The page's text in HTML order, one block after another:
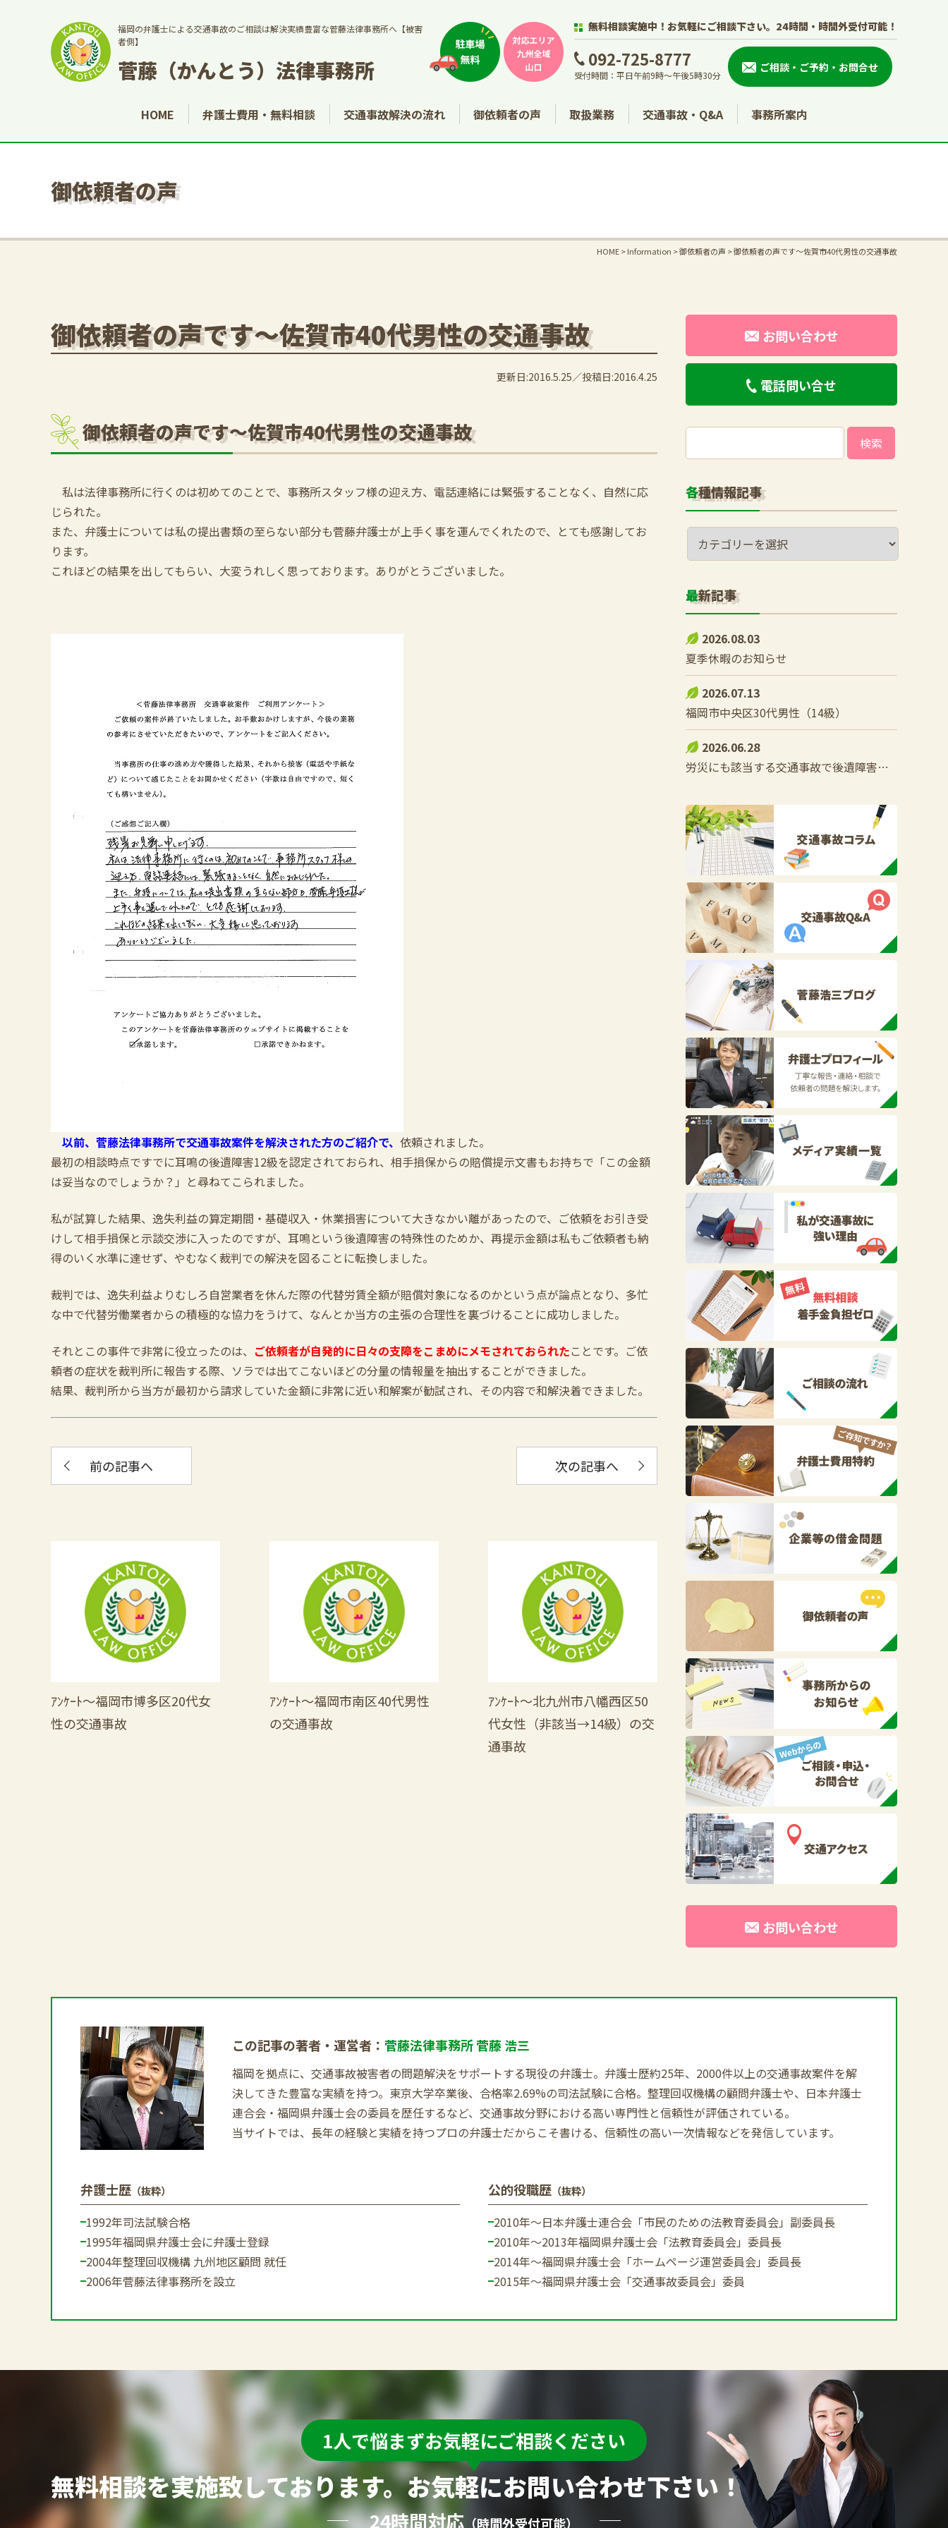
福岡の弁護士による交通事故のご相談は解決実績豊富な菅藤法律事務所へ【被害
者側】
菅藤（かんとう）法律事務所
無料相談実施中！お気軽にご相談下さい。 24時間・時間外受付可能！
092-725-8777
受付時間：平日午前9時～午後5時30分
ご相談・ご予約・お問合せ
HOME 弁護士費用・無料相談 交通事故解決の流れ 御依頼者の声 取扱業務 交通事故・Q&A 事務所案内
御依頼者の声
HOME>Information >御依頼者の声 >御依頼者の声です～佐賀市40代男性の交通事故
御依頼者の声です～佐賀市40代男性の交通事故
更新日:2016.5.25 投稿日:2016.4.25
御依頼者の声です～佐賀市40代男性の交通事故
私は法律事務所に行くのは初めてのことで、事務所スタッフ様の迎え方、電話連絡には緊張することなく、自然に応
じられた。
また、弁護士については私の提出書類の至らない部分も菅藤弁護士が上手く事を運んでくれたので、とても感謝してお
ります。
これほどの結果を出してもらい、大変うれしく思っております。ありがとうございました。
以前、菅藤法律事務所で交通事故案件を解決された方のご紹介で、 依頼されました。
最初の相談時点ですでに耳鳴の後遺障害12級を認定されておられ、相手損保からの賠償提示文書もお持ちで「この金額
は妥当なのでしょうか？」と尋ねてこられました。
私が試算した結果、逸失利益の算定期間・基礎収入・休業損害について大きなかい離があったので、ご依頼をお引き受
けして相手損保と示談交渉に入ったのですが、耳鳴という後遺障害の特殊性のためか、再提示金額は私もご依頼者も納
得のいく水準に達せず、やむなく裁判での解決を図ることに転換しました。
裁判では、逸失利益よりむしろ自営業者を休んだ際の代替労賃全額が賠償対象になるのかという点が論点となり、多忙
な中で代替労働業者からの積極的な協力をうけて、なんとか当方の主張の合理性を裏づけることに成功しました。
それとこの事件で非常に役立ったのは、 ご依頼者が自発的に日々の支障をこまめにメモされておられたことです。ご依
頼者の症状を裁判所に報告する際、ソラでは出てこないほどの分量の情報量を抽出することができました。
結果、裁判所から当方が最初から請求していた金額に非常に近い和解案が勧試され、その内容で和解決着できました。
前の記事へ 次の記事へ
ｱﾝｹｰﾄ～福岡市博多区20代女
性の交通事故
ｱﾝｹｰﾄ～福岡市南区40代男性
の交通事故
ｱﾝｹｰﾄ～北九州市八幡西区50
代女性（非該当→14級）の交
通事故
お問い合わせ
電話問い合せ
索:
各種情報記事
最新記事
2026.08.03
夏季休暇のお知らせ
2026.07.13
福岡市中央区30代男性（14級）
2026.06.28
労災にも該当する交通事故で後遺障害をこうむった際の控除調整とは？
お問い合わせ
この記事の著者・運営者： 菅藤法律事務所 菅藤 浩三
福岡を拠点に、交通事故被害者の問題解決をサポートする現役の弁護士。弁護士歴約25年、2000件以上の交通事故案件を解
決してきた豊富な実績を持つ。東京大学卒業後、合格率2.69%の司法試験に合格。整理回収機構の顧問弁護士や、日本弁護士
連合会・福岡県弁護士会の委員を歴任するなど、交通事故分野における高い専門性と信頼性が評価されている。
当サイトでは、長年の経験と実績を持つプロの弁護士だからこそ書ける、信頼性の高い一次情報などを発信しています。
弁護士歴 （抜粋）
1992年司法試験合格
1995年福岡県弁護士会に弁護士登録
2004年整理回収機構 九州地区顧問 就任
2006年菅藤法律事務所を設立
公的役職歴 （抜粋）
2010年～日本弁護士連合会「市民のための法教育委員会」副委員長
2010年～2013年福岡県弁護士会「法教育委員会」委員長
2014年～福岡県弁護士会「ホームページ運営委員会」委員長
2015年～福岡県弁護士会「交通事故委員会」委員
1人で悩まずお気軽にご相談ください
無料相談を実施致しております。お気軽にお問い合わせ下さい！
24時間対応 （時間外受付可能）